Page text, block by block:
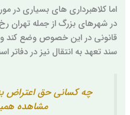
اما کلاهبرداری های بسیاری در
در شهرهای بزرگ از جمله تهران
قانونی در این خصوص وضع کند و
سند تعهد به انتقال نیز در
چه کسانی حق اعتراض
مشاهده